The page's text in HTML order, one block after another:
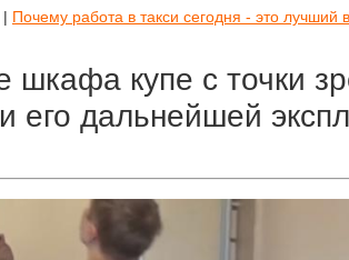
| Почему работа в такси сегодня - это лучший
шкафа купе с точки
его дальнейшей